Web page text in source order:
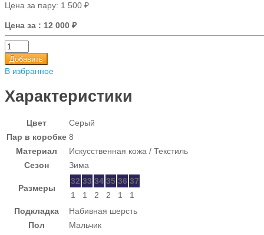
Цена за пару: 1 500 ₽
Цена за : 12 000 ₽
Добавить
В избранное
Характеристики
Цвет
Серый
Пар в коробке 8
Материал
Искусственная кожа / Текстиль
Сезон
Зима
Размеры
32 33 34 35 36 37
1
1 2 2 1
1
Подкладка
Набивная шерсть
Пол
Мальчик